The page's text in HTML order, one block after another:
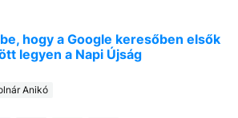
hogy a Google keresőben elsők
legyen a Napi Újság
Anikó